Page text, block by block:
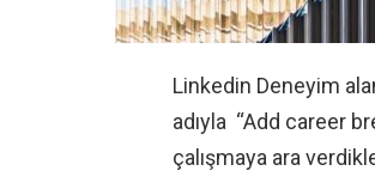
Linkedin Deneyim
adıyla “Add career
çalışmaya ara